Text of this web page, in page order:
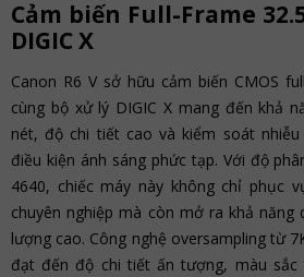
Cảm biến Full-Frame
DIGIC X
Canon R6 V sở hữu cảm biến CMOS
cùng bộ xử lý DIGIC X mang đến khả
nét, độ chi tiết cao và kiểm soát
điều kiện ánh sáng phức tạp. Với độ
4640, chiếc máy này không chỉ phục
chuyên nghiệp mà còn mở ra khả năng
lượng cao. Công nghệ oversampling từ
đạt đến độ chi tiết ấn tượng, màu sắc